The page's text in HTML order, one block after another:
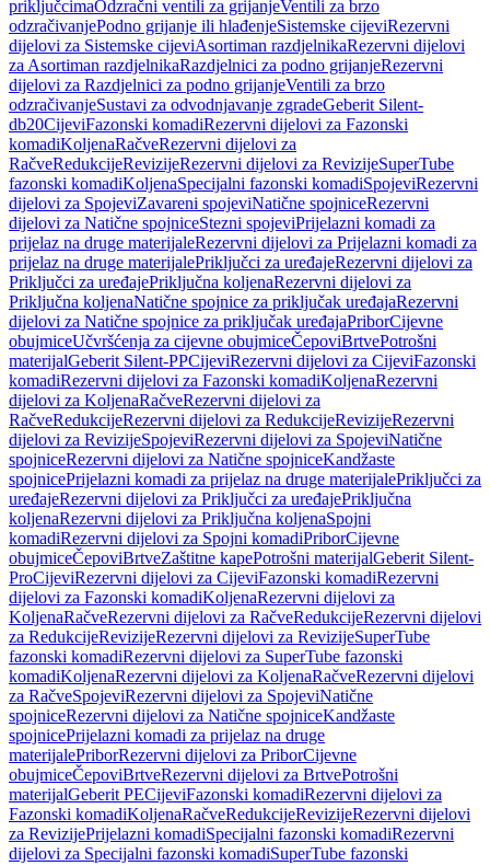
priključcimaOdzračni ventili za grijanjeVentili za brzo
odzračivanjePodno grijanje ili hlađenjeSistemske cijeviRezervni
dijelovi za Sistemske cijeviAsortiman razdjelnikaRezervni dijelovi
za Asortiman razdjelnikaRazdjelnici za podno grijanjeRezervni
dijelovi za Razdjelnici za podno grijanjeVentili za brzo
odzračivanjeSustavi za odvodnjavanje zgradeGeberit Silent-
db20CijeviFazonski komadiRezervni dijelovi za Fazonski
komadiKoljenaRačveRezervni dijelovi za
RačveRedukcijeRevizijeRezervni dijelovi za RevizijeSuperTube
fazonski komadiKoljenaSpecijalni fazonski komadiSpojeviRezervni
dijelovi za SpojeviZavareni spojeviNatične spojniceRezervni
dijelovi za Natične spojniceStezni spojeviPrijelazni komadi za
prijelaz na druge materijaleRezervni dijelovi za Prijelazni komadi za
prijelaz na druge materijalePriključci za uređajeRezervni dijelovi za
Priključci za uređajePriključna koljenaRezervni dijelovi za
Priključna koljenaNatične spojnice za priključak uređajaRezervni
dijelovi za Natične spojnice za priključak uređajaPriborCijevne
obujmiceUčvršćenja za cijevne obujmiceČepoviBrtvePotrošni
materijalGeberit Silent-PPCijeviRezervni dijelovi za CijeviFazonski
komadiRezervni dijelovi za Fazonski komadiKoljenaRezervni
dijelovi za KoljenaRačveRezervni dijelovi za
RačveRedukcijeRezervni dijelovi za RedukcijeRevizijeRezervni
dijelovi za RevizijeSpojeviRezervni dijelovi za SpojeviNatične
spojniceRezervni dijelovi za Natične spojniceKandžaste
spojnicePrijelazni komadi za prijelaz na druge materijalePriključci za
uređajeRezervni dijelovi za Priključci za uređajePriključna
koljenaRezervni dijelovi za Priključna koljenaSpojni
komadiRezervni dijelovi za Spojni komadiPriborCijevne
obujmiceČepoviBrtveZaštitne kapePotrošni materijalGeberit Silent-
ProCijeviRezervni dijelovi za CijeviFazonski komadiRezervni
dijelovi za Fazonski komadiKoljenaRezervni dijelovi za
KoljenaRačveRezervni dijelovi za RačveRedukcijeRezervni dijelovi
za RedukcijeRevizijeRezervni dijelovi za RevizijeSuperTube
fazonski komadiRezervni dijelovi za SuperTube fazonski
komadiKoljenaRezervni dijelovi za KoljenaRačveRezervni dijelovi
za RačveSpojeviRezervni dijelovi za SpojeviNatične
spojniceRezervni dijelovi za Natične spojniceKandžaste
spojnicePrijelazni komadi za prijelaz na druge
materijalePriborRezervni dijelovi za PriborCijevne
obujmiceČepoviBrtveRezervni dijelovi za BrtvePotrošni
materijalGeberit PECijeviFazonski komadiRezervni dijelovi za
Fazonski komadiKoljenaRačveRedukcijeRevizijeRezervni dijelovi
za RevizijePrijelazni komadiSpecijalni fazonski komadiRezervni
dijelovi za Specijalni fazonski komadiSuperTube fazonski